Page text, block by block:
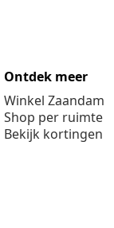
Ontdek meer
Winkel Zaandam
Shop per ruimte
Bekijk kortingen